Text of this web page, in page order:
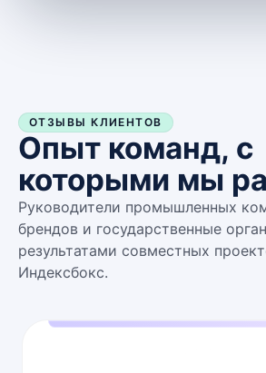
ОТЗЫВЫ КЛИЕНТОВ
Опыт команд, с
которыми мы
Руководители промышленных
брендов и государственные
результатами совместных
Индексбокс.